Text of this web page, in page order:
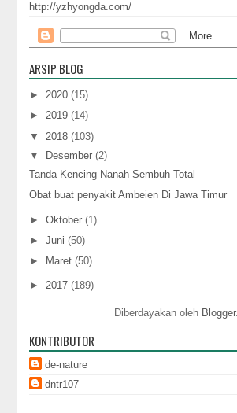
http://yzhyongda.com/
ARSIP BLOG
►2020(15)
►2019(14)
▼ 2018(103)
▼
Desember(2)
Tanda Kencing Nanah Sembuh Total
Obat buat penyakit Ambeien Di Jawa Timur
►Oktober(1)
►Juni(50)
►
Maret(50)
►2017(189)
Diberdayakan oleh Blogger.
KONTRIBUTOR
de-nature
dntr107